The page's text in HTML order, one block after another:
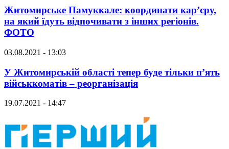
Житомирське Памуккале: координати кар’єру,
на який їдуть відпочивати з інших регіонів.
ФОТО
03.08.2021 - 13:03
У Житомирській області тепер буде тільки п’ять
військкоматів – реорганізація
19.07.2021 - 14:47